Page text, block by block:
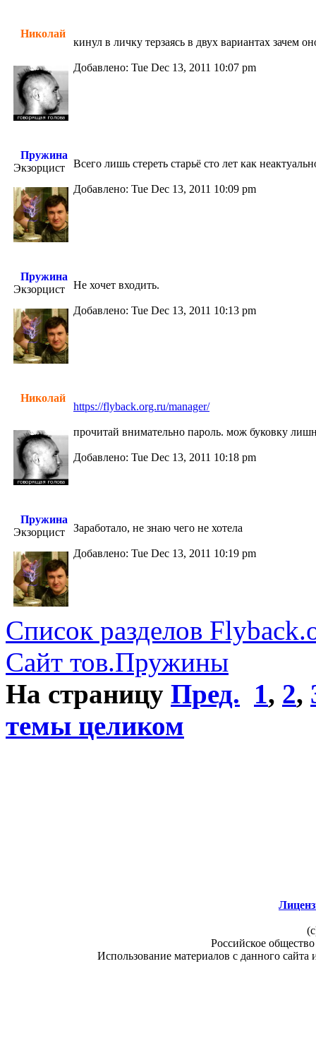
Николай
кинул в личку терзаясь в двух вариантах зачем
Добавлено: Tue Dec 13, 2011 10:07 pm
Пружина
Экзорцист
Всего лишь стереть старьё сто лет как
Добавлено: Tue Dec 13, 2011 10:09 pm
Пружина
Экзорцист
Не хочет входить.
Добавлено: Tue Dec 13, 2011 10:13 pm
Николай
https://flyback.org.ru/manager/
прочитай внимательно пароль. мож буковку
Добавлено: Tue Dec 13, 2011 10:18 pm
Пружина
Экзорцист
Заработало, не знаю чего не хотела
Добавлено: Tue Dec 13, 2011 10:19 pm
Список разделов
Сайт тов.Пружины
На страницу Пред. 1, 2,
темы целиком
Российское
Использование материалов с данного